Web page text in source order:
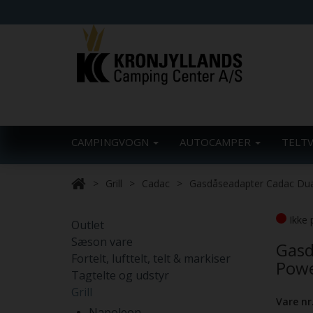
CAMPINGVOGN AUTOCAMPER
Grill Cadac Gasdåseadapter Cadac
Outlet
Sæson vare
Fortelt, lufttelt, telt & markiser
Tagtelte og udstyr
Grill
Ikke
Vare